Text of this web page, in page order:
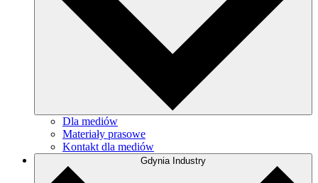
Dla mediów
Materiały prasowe
Kontakt dla mediów
Gdynia Industry